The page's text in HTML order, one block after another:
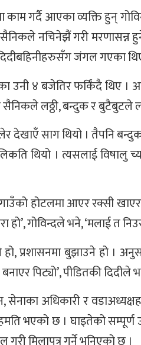
गर्दै आएका व्यक्ति हुन्
नचिनेझैं गरी मरणासन्न
जंगल गएका
४ बजेतिर फर्किंदै थिए ।
सैनिकले लठ्ठी, बन्दुक र बुटैबुटले
साग थियो । तैपनि
थियो । त्यसलाई विषालु
होटलमा आएर रक्सी खाएर
गोविन्दले भने, ‘मलाई त
प्रशासनमा बुझाउने हो ।
पिट्यो’, पीडितकी दिदीले
सेनाका अधिकारी र
भएको छ । घाइतेको सम्पूर्ण